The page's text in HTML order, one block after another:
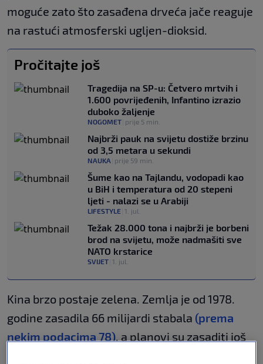
moguće zato što zasađena drveća jače reaguje
na rastući atmosferski ugljen-dioksid.
Pročitajte još
Tragedija na SP-u: Četvero mrtvih i
1.600 povrijeđenih, Infantino izrazio
duboko žaljenje
NOGOMET prije 5 min.
Najbrži pauk na svijetu dostiže brzinu
od 3,5 metara u sekundi
NAUKA prije 59 min.
Šume kao na Tajlandu, vodopadi kao
u BiH i temperatura od 20 stepeni
ljeti - nalazi se u Arabiji
LIFESTYLE 1. jul.
Težak 28.000 tona i najbrži je borbeni
brod na svijetu, može nadmašiti sve
NATO krstarice
SVIJET 1. jul.
Kina brzo postaje zelena. Zemlja je od 1978.
godine zasadila 66 milijardi stabala (prema
nekim podacima 78), a planovi su zasaditi još